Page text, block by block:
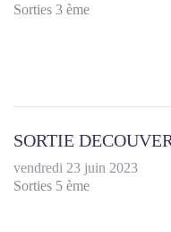
Sorties 3 ème
SORTIE
vendredi 23 juin 2023
Sorties 5 ème